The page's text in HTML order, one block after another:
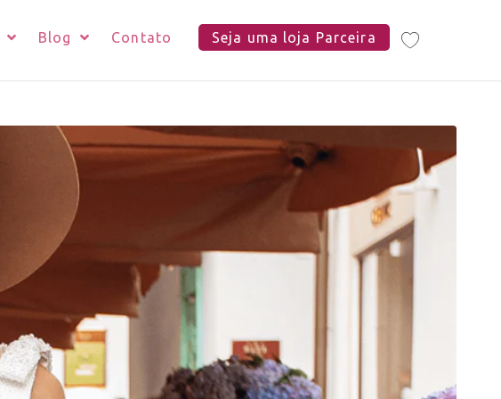
Blog Contato Seja uma loja Parceira